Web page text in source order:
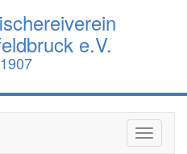
e.V.
Toggle